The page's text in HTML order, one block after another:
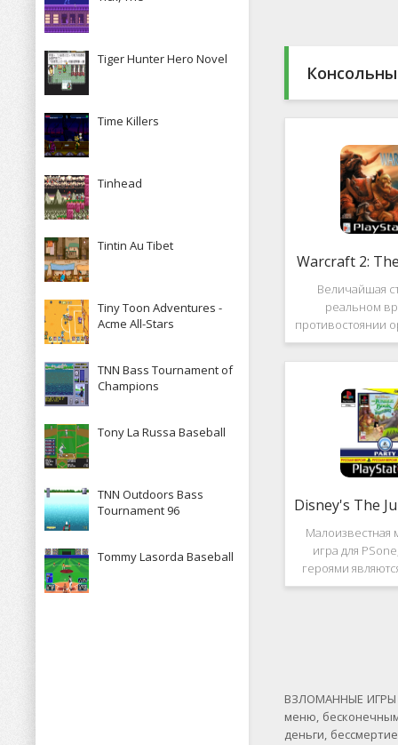
Tiger Hunter Hero Novel
Time Killers
Tinhead
Tintin Au Tibet
Tiny Toon Adventures -
Acme All-Stars
TNN Bass Tournament of
Champions
Tony La Russa Baseball
TNN Outdoors Bass
Tournament 96
Tommy Lasorda Baseball
Warcraft 2:
Величайшая
реальном
противостоянии
Warcraft 2:
рассказывает
историю, в
за королевство
Малоизвестная
игра для
героями
"Книги
ВЗЛОМАННЫЕ ИГРЫ
меню,
деньги,